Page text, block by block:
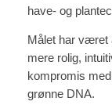
have- og
Målet har været
mere rolig,
kompromis
grønne DNA.